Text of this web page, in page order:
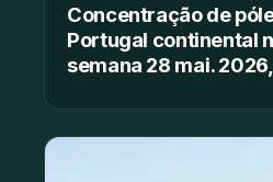
Concentração de
Portugal continental
semana 28 mai.